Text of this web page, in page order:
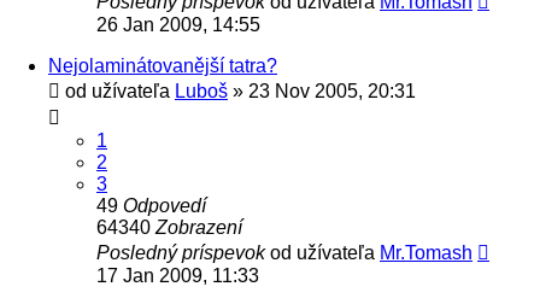
26 Jan 2009, 14:55
Nejolaminátovanější tatra?
od užívateľa Luboš » 23 Nov 2005, 20:31
1
2
3
49 Odpovedí
64340 Zobrazení
Posledný príspevokod užívateľa Mr.Tomash
17 Jan 2009, 11:33